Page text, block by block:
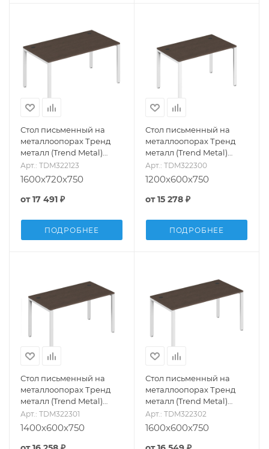
Стол письменный на
металлоопорах Тренд
металл (Trend Metal)
TDM322123
Арт.: TDM322123
1600x720x750
от17 491 ₽
ПОДРОБНЕЕ
Стол письменный на
металлоопорах Тренд
металл (Trend Metal)
TDM322300
Арт.: TDM322300
1200x600x750
от15 278 ₽
ПОДРОБНЕЕ
Стол письменный на
металлоопорах Тренд
металл (Trend Metal)
TDM322301
Арт.: TDM322301
1400x600x750
Стол письменный на
металлоопорах Тренд
металл (Trend Metal)
TDM322302
Арт.: TDM322302
1600x600x750